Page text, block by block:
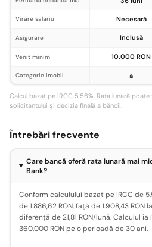
Virare salariu Necesară
Asigurare Inclusă
Venit minim 10.000 RON
Categorie imobil a
Calcul bazat pe IRCC 5,56%. Rata lunară
solicitantului și decizia finală a băncii.
Întrebări frecvente
Care bancă oferă rata lunară mai
Bank?
Conform calculului bazat pe IRCC de
de 1.886,62 RON, față de 1.908,43 RON
diferență de 21,81 RON/lună. Calculul
360.000 RON pe o perioadă de 30 ani.